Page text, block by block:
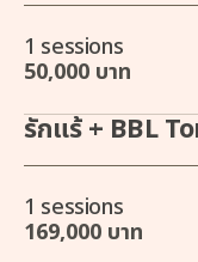
1 sessions
50,000 บาท
รักแร้ + BBL
1 sessions
169,000 บาท